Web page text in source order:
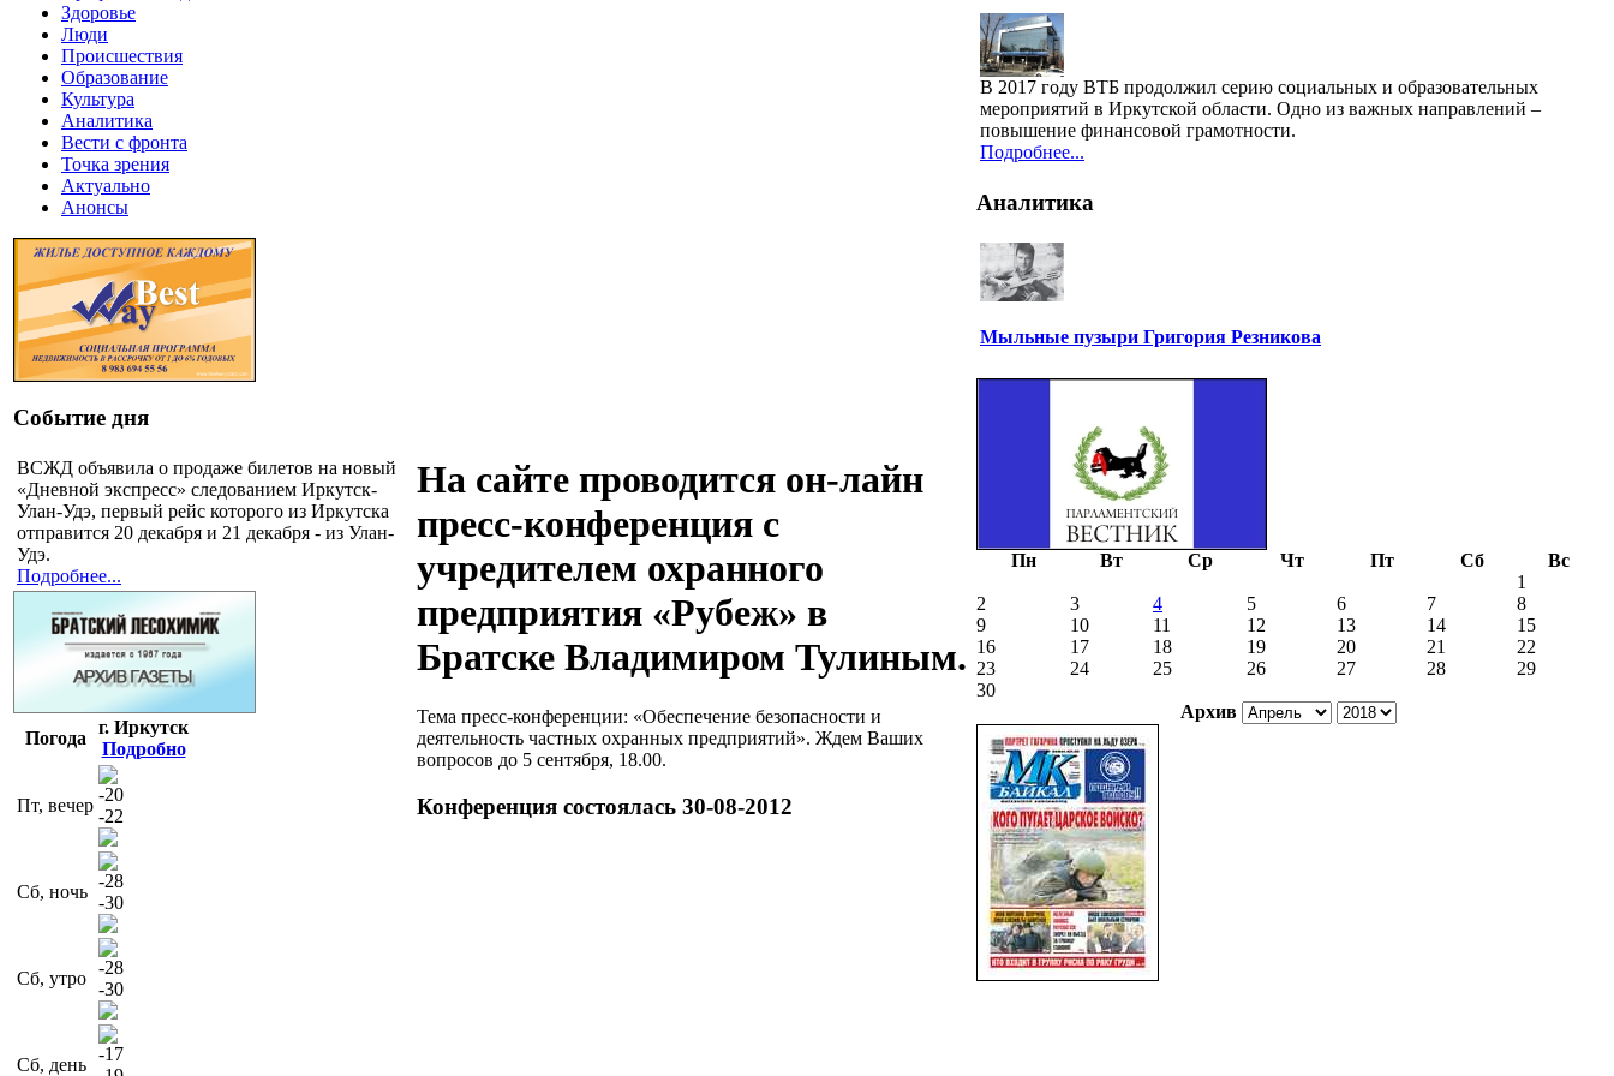
Здоровье
Люди
Происшествия
Образование
Культура
Аналитика
Вести с фронта
Точка зрения
Актуально
Анонсы
Событие дня
ВСЖД объявила о продаже билетов на новый
«Дневной экспресс» следованием Иркутск-
Улан-Удэ, первый рейс которого из Иркутска
отправится 20 декабря и 21 декабря - из Улан-
Удэ.
Подробнее...
Погода
г. Иркутск
Подробно
Пт, вечер
-20
-22
Сб, ночь
-28
-30
Сб, утро
-28
-30
Сб, день
-17
На сайте проводится он-лайн
пресс-конференция с
учредителем охранного
предприятия «Рубеж» в
Братске Владимиром Тулиным.
Тема пресс-конференции: «Обеспечение безопасности и
деятельность частных охранных предприятий». Ждем Ваших
вопросов до 5 сентября, 18.00.
Конференция состоялась 30-08-2012
В 2017 году ВТБ продолжил серию социальных и образовательных
мероприятий в Иркутской области. Одно из важных направлений –
повышение финансовой грамотности.
Подробнее...
Аналитика
Мыльные пузыри Григория Резникова
Пн Вт Ср Чт Пт Сб
Вс
1
2
3 4 5 6 7
8
9
10 11 12 13 14
15
16
17 18 19 20 21
22
23
24 25 26 27 28
29
30
Архив